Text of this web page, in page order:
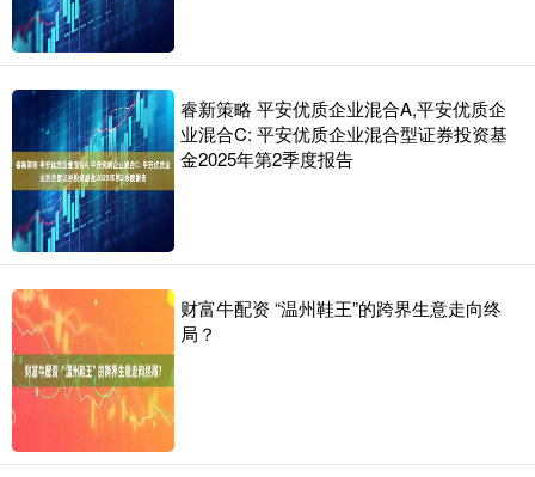
睿新策略 平安优质企业混合A,平安优质企
业混合C: 平安优质企业混合型证券投资基
金2025年第2季度报告
财富牛配资 “温州鞋王”的跨界生意走向终
局？